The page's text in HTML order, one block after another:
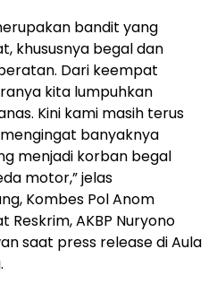
bandit yang
khususnya begal dan
Dari keempat
kita lumpuhkan
Kini kami masih terus
banyaknya
menjadi korban begal
motor,” jelas
Kombes Pol Anom
Reskrim, AKBP Nuryono
saat press release di Aula